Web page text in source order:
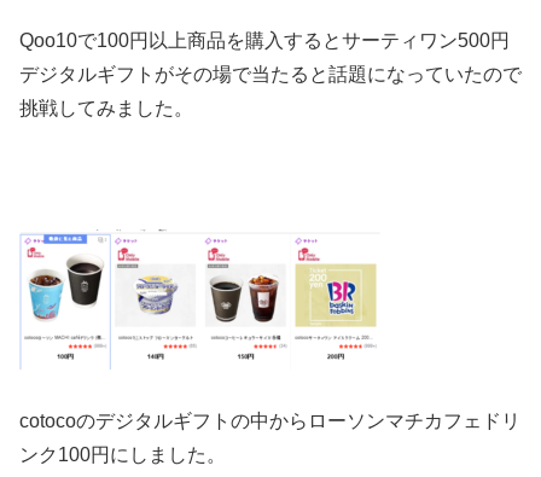
Qoo10で100円以上商品を購入するとサーティワン500円
デジタルギフトがその場で当たると話題になっていたので
挑戦してみました。
cotocoのデジタルギフトの中からローソンマチカフェドリ
ンク100円にしました。